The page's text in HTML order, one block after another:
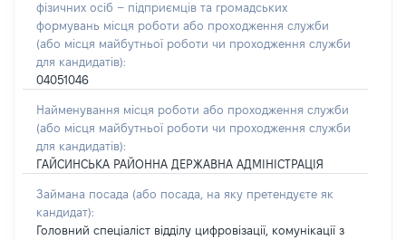
фізичних осіб – підприємців та громадських
формувань місця роботи або проходження служби
(або місця майбутньої роботи чи проходження служби
для кандидатів):
04051046
Найменування місця роботи або проходження служби
(або місця майбутньої роботи чи проходження служби
для кандидатів):
ГАЙСИНСЬКА РАЙОННА ДЕРЖАВНА АДМІНІСТРАЦІЯ
Займана посада (або посада, на яку претендуєте як
кандидат):
Головний спеціаліст відділу цифровізації, комунікації з